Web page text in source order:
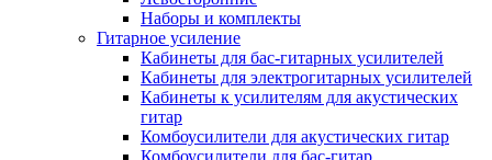
Наборы и комплекты
Гитарное усиление
Кабинеты для бас-гитарных усилителей
Кабинеты для электрогитарных усилителей
Кабинеты к усилителям для акустических
гитар
Комбоусилители для акустических гитар
Комбоусилители для бас-гитар